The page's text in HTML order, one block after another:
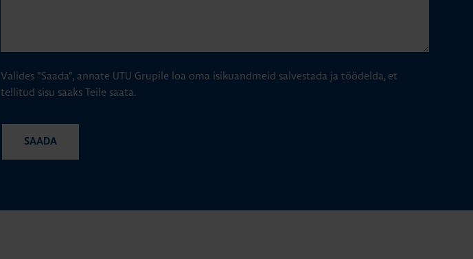
Valides "Saada", annate UTU Grupile loa oma isikuandmeid salvestada ja töödelda, et
tellitud sisu saaks Teile saata.